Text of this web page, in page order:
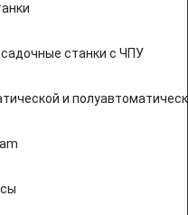
станки с ЧПУ
и